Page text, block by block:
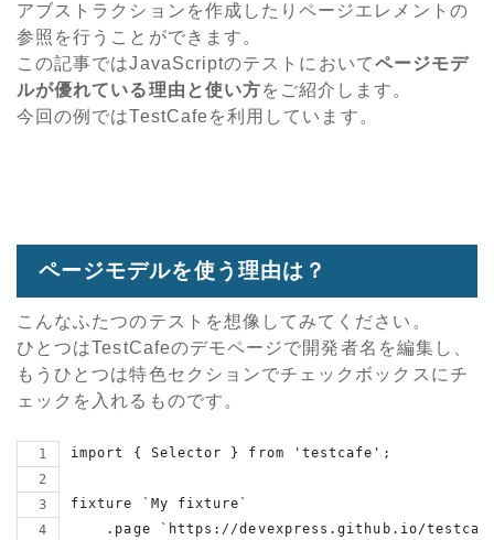
アブストラクションを作成したりページエレメントの
参照を行うことができます。
この記事ではJavaScriptのテストにおいてページモデ
ルが優れている理由と使い方をご紹介します。
今回の例ではTestCafeを利用しています。
ページモデルを使う理由は？
こんなふたつのテストを想像してみてください。
ひとつはTestCafeのデモページで開発者名を編集し、
もうひとつは特色セクションでチェックボックスにチ
ェックを入れるものです。
import { Selector } from 'testcafe';
fixture `My fixture`
.page `https://devexpress.github.io/